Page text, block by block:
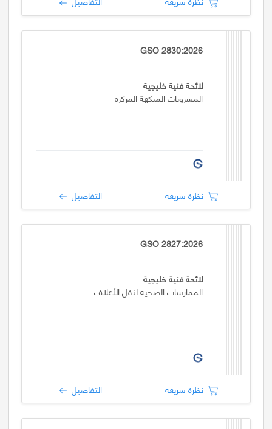
GSO 2830:2026
لائحة فنية خليجية
المشروبات المنكهة المركزة
نظرة سريعة التفاصيل
GSO 2827:2026
لائحة فنية خليجية
الممارسات الصحية لنقل الأعلاف
نظرة سريعة التفاصيل